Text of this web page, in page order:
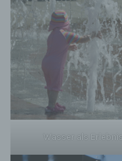
Wasser als Erlebnis